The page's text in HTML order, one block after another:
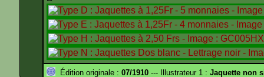
Édition originale : 07/1910 --- Illustrateur 1 : Jaquette non